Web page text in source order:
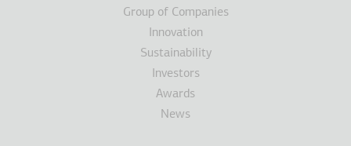
Group of Companies
Innovation
Sustainability
Investors
Awards
News